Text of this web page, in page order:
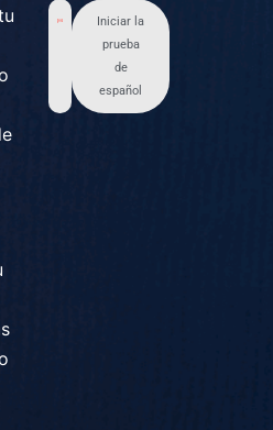
Iniciar la
prueba
de
español